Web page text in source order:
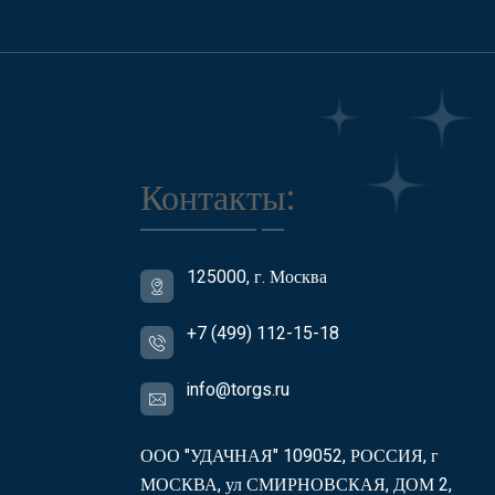
Контакты:
125000, г. Москва
+7 (499) 112-15-18
info@torgs.ru
ООО "УДАЧНАЯ" 109052, РОССИЯ, г
МОСКВА, ул СМИРНОВСКАЯ, ДОМ 2,